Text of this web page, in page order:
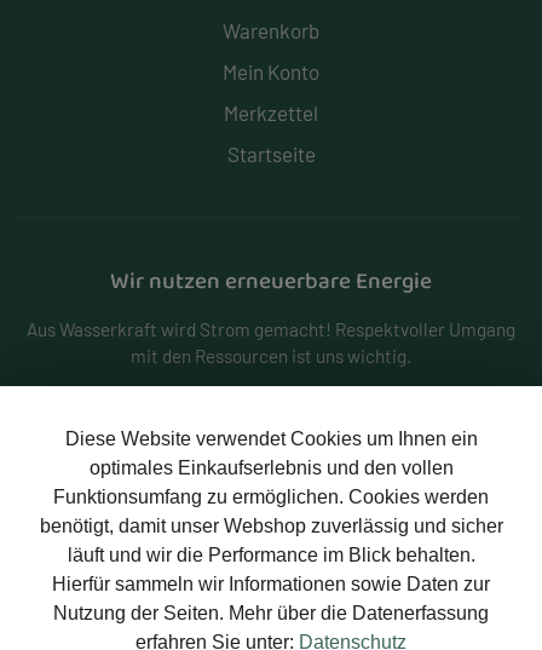
Warenkorb
Mein Konto
Merkzettel
Startseite
Wir nutzen erneuerbare Energie
Aus Wasserkraft wird Strom gemacht! Respektvoller Umgang
mit den Ressourcen ist uns wichtig.
Zahlungsarten
PayPal Rechnung
Diese Website verwendet Cookies um Ihnen ein
optimales Einkaufserlebnis und den vollen
Funktionsumfang zu ermöglichen. Cookies werden
benötigt, damit unser Webshop zuverlässig und sicher
läuft und wir die Performance im Blick behalten.
Hierfür sammeln wir Informationen sowie Daten zur
Nutzung der Seiten. Mehr über die Datenerfassung
erfahren Sie unter: Datenschutz